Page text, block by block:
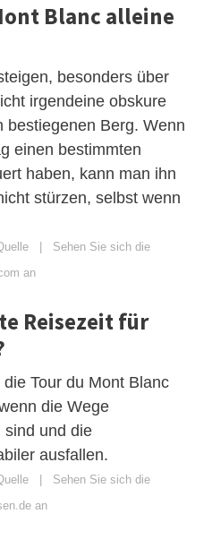
Blanc alleine
besonders über
irgendeine obskure
bestiegenen Berg. Wenn
einen bestimmten
haben, kann man ihn
stürzen, selbst wenn
| Sehen Sie sich die
an
Reisezeit für
Tour du Mont Blanc
die Wege
sind und die
ausfallen.
| Sehen Sie sich die
an